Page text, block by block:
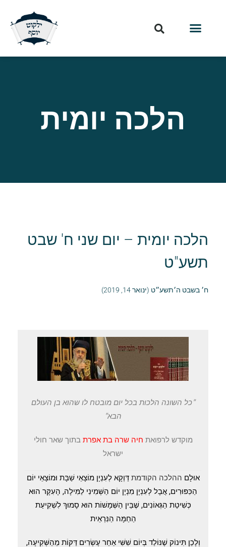
הלכה יומית
הלכה יומית – יום שני ח' שבט
תשע"ט
ח׳ בשבט ה׳תשע״ט (ינואר 14, 2019)
"כל השונה הלכות בכל יום מובטח לו שהוא בן העולם
הבא"
מוקדש לרפואת חיה שרה בת אפרת בתוך שאר חולי
ישראל
אוּלָם ההלכה הקודמת דַּוְקָא לְעִנְיָן מוֹצָאֵי שַׁבָּת וּמוֹצָאֵי יוֹם
הַכִּפּוּרִים, אֲבָל לְעִנְיָן מִנְיָן יוֹם הַשְּׁמִינִי לַמִּילָה, הָעִקָּר הוּא
כְּשִׁיטַת הַגְּאוֹנִים, שֶׁבֵּין הַשְּׁמָשׁוֹת הוּא סָמוּךְ לִשְׁקִיעַת
הַחַמָּה הַנִּרְאֵית
וְלָכֵן תִּינוֹק שֶׁנּוֹלַד בְּיוֹם שִׁשִּׁי אַחַר עֶשְׂרִים דַּקּוֹת מֵהַשְּׁקִיעָה,